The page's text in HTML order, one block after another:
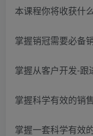
本课程你将收获什么
掌握销冠需要必备
掌握从客户开发-跟
掌握科学有效的销
掌握一套科学有效